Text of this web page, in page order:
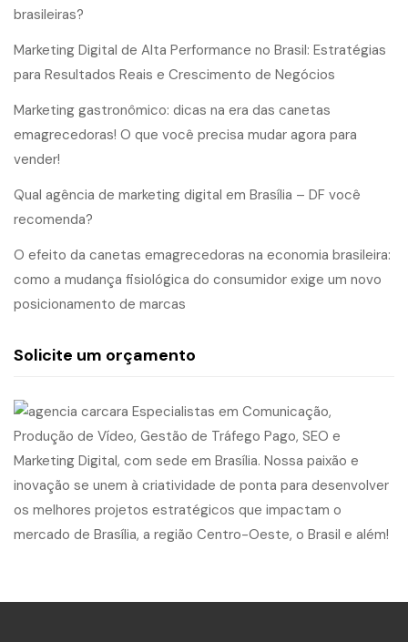
brasileiras?
Marketing Digital de Alta Performance no Brasil: Estratégias
para Resultados Reais e Crescimento de Negócios
Marketing gastronômico: dicas na era das canetas
emagrecedoras! O que você precisa mudar agora para
vender!
Qual agência de marketing digital em Brasília – DF você
recomenda?
O efeito da canetas emagrecedoras na economia brasileira:
como a mudança fisiológica do consumidor exige um novo
posicionamento de marcas
Solicite um orçamento